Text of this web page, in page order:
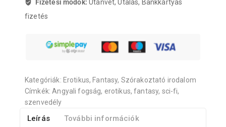
Fizetési módok:Utánvét, Utalás, Bankkártyás
fizetés
Kategóriák: Erotikus, Fantasy, Szórakoztató irodalom
Címkék:Angyali fogság, erotikus,fantasy, sci-fi,
szenvedély
Leírás További információk